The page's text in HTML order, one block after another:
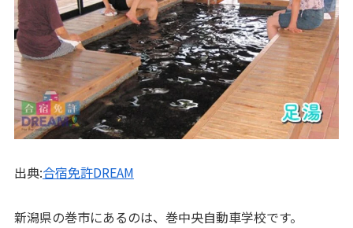
出典:合宿免許DREAM
新潟県の巻市にあるのは、巻中央自動車学校です。